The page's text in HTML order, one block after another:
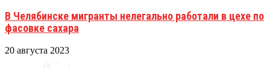
В Челябинске мигранты нелегально работали в цехе по
фасовке сахара
20 августа 2023